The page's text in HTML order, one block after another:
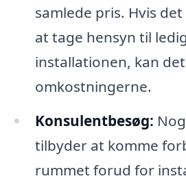
samlede pris. Hvis
at tage hensyn til
installationen, kan
omkostningerne.
Konsulentbesøg:
tilbyder at komme
rummet forud for